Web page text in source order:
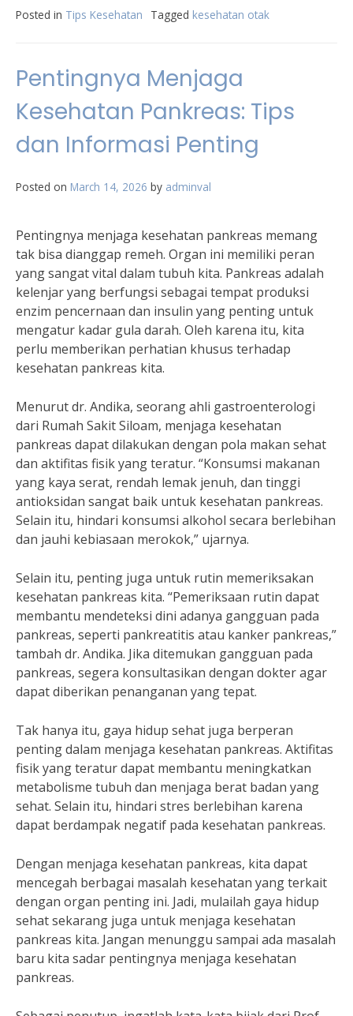
Posted in Tips Kesehatan Tagged kesehatan otak
Pentingnya Menjaga
Kesehatan Pankreas: Tips
dan Informasi Penting
Posted on March 14, 2026 by adminval
Pentingnya menjaga kesehatan pankreas memang
tak bisa dianggap remeh. Organ ini memiliki peran
yang sangat vital dalam tubuh kita. Pankreas adalah
kelenjar yang berfungsi sebagai tempat produksi
enzim pencernaan dan insulin yang penting untuk
mengatur kadar gula darah. Oleh karena itu, kita
perlu memberikan perhatian khusus terhadap
kesehatan pankreas kita.
Menurut dr. Andika, seorang ahli gastroenterologi
dari Rumah Sakit Siloam, menjaga kesehatan
pankreas dapat dilakukan dengan pola makan sehat
dan aktifitas fisik yang teratur. “Konsumsi makanan
yang kaya serat, rendah lemak jenuh, dan tinggi
antioksidan sangat baik untuk kesehatan pankreas.
Selain itu, hindari konsumsi alkohol secara berlebihan
dan jauhi kebiasaan merokok,” ujarnya.
Selain itu, penting juga untuk rutin memeriksakan
kesehatan pankreas kita. “Pemeriksaan rutin dapat
membantu mendeteksi dini adanya gangguan pada
pankreas, seperti pankreatitis atau kanker pankreas,”
tambah dr. Andika. Jika ditemukan gangguan pada
pankreas, segera konsultasikan dengan dokter agar
dapat diberikan penanganan yang tepat.
Tak hanya itu, gaya hidup sehat juga berperan
penting dalam menjaga kesehatan pankreas. Aktifitas
fisik yang teratur dapat membantu meningkatkan
metabolisme tubuh dan menjaga berat badan yang
sehat. Selain itu, hindari stres berlebihan karena
dapat berdampak negatif pada kesehatan pankreas.
Dengan menjaga kesehatan pankreas, kita dapat
mencegah berbagai masalah kesehatan yang terkait
dengan organ penting ini. Jadi, mulailah gaya hidup
sehat sekarang juga untuk menjaga kesehatan
pankreas kita. Jangan menunggu sampai ada masalah
baru kita sadar pentingnya menjaga kesehatan
pankreas.